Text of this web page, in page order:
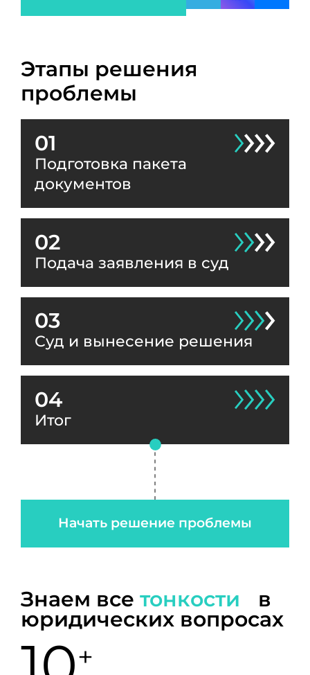
Этапы решения
проблемы
01
Подготовка пакета
документов
02
Подача заявления в суд
03
Суд и вынесение решения
04
Итог
Начать решение проблемы
Знаем все тонкости в
юридических вопросах
+